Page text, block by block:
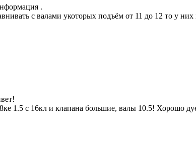
.
с валами укоторых подъём от 11 до 12 то у
1.5 с 16кл и клапана большие, валы 10.5! Хорошо